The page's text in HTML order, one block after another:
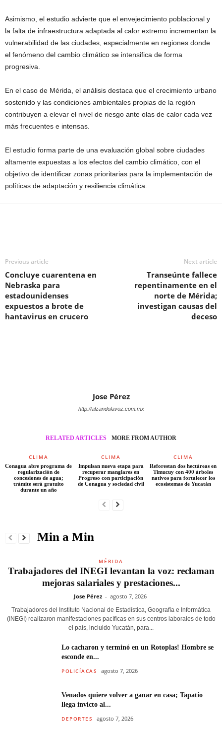
Asimismo, el estudio advierte que el envejecimiento poblacional y
la falta de infraestructura adaptada al calor extremo incrementan la
vulnerabilidad de las ciudades, especialmente en regiones donde
el fenómeno del cambio climático se intensifica de forma
progresiva.
En el caso de Mérida, el análisis destaca que el crecimiento urbano
sostenido y las condiciones ambientales propias de la región
contribuyen a elevar el nivel de riesgo ante olas de calor cada vez
más frecuentes e intensas.
El estudio forma parte de una evaluación global sobre ciudades
altamente expuestas a los efectos del cambio climático, con el
objetivo de identificar zonas prioritarias para la implementación de
políticas de adaptación y resiliencia climática.
Previous article
Concluye cuarentena en
Nebraska para
estadounidenses
expuestos a brote de
hantavirus en crucero
Next article
Transeúnte fallece
repentinamente en el
norte de Mérida;
investigan causas del
deceso
Jose Pérez
http://alzandolavoz.com.mx
RELATED ARTICLES MORE FROM AUTHOR
CLIMA
Conagua abre programa de
regularización de
concesiones de agua;
trámite será gratuito
durante un año
CLIMA
Impulsan nueva etapa para
recuperar manglares en
Progreso con participación
de Conagua y sociedad civil
CLIMA
Reforestan dos hectáreas en
Timucuy con 400 árboles
nativos para fortalecer los
ecosistemas de Yucatán
Min a Min
MÉRIDA
Trabajadores del INEGI levantan la voz: reclaman
mejoras salariales y prestaciones...
Jose Pérez - agosto 7, 2026
Trabajadores del Instituto Nacional de Estadística, Geografía e Informática
(INEGI) realizaron manifestaciones pacíficas en sus centros laborales de todo
el país, incluido Yucatán, para...
Lo cacharon y terminó en un Rotoplas! Hombre se
esconde en...
POLICÍACAS agosto 7, 2026
Venados quiere volver a ganar en casa; Tapatío
llega invicto al...
DEPORTES agosto 7, 2026